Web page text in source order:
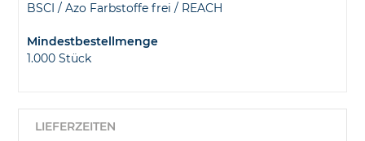
BSCI / Azo Farbstoffe frei / REACH
Mindestbestellmenge
1.000 Stück
LIEFERZEITEN